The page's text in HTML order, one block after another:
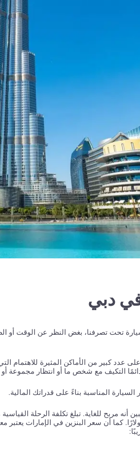
دبي
تحت تصرفنا، بغض النظر عن الوقت أو
عدد كبير من الأماكن المثيرة للاهتمام
التكيف مع شخص ما أو انتظار مجموعة أو
المناسبة بناءً على قدراتك المالية.
استئجار سيارة لائقة لمدة 24 ساعة مقابل 20-30 دولارًا. كما أن سعر